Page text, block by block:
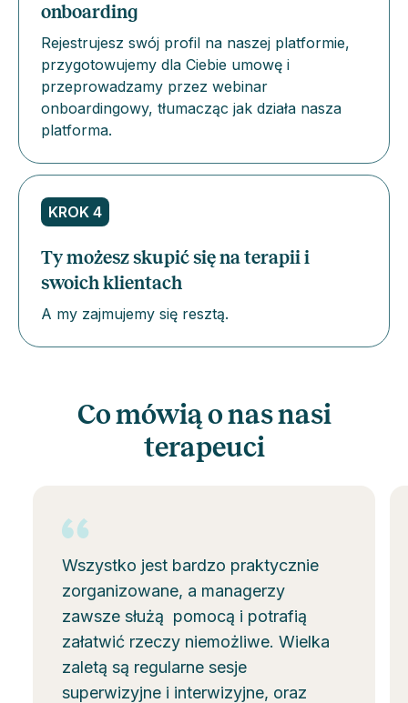
onboarding
Rejestrujesz swój profil na naszej platformie,
przygotowujemy dla Ciebie umowę i
przeprowadzamy przez webinar
onboardingowy, tłumacząc jak działa nasza
platforma.
KROK 4
Ty możesz skupić się na terapii i
swoich klientach
A my zajmujemy się resztą.
Co mówią o nas nasi
terapeuci
Wszystko jest bardzo praktycznie
zorganizowane, a managerzy
zawsze służą pomocą i potrafią
załatwić rzeczy niemożliwe. Wielka
zaletą są regularne sesje
superwizyjne i interwizyjne, oraz